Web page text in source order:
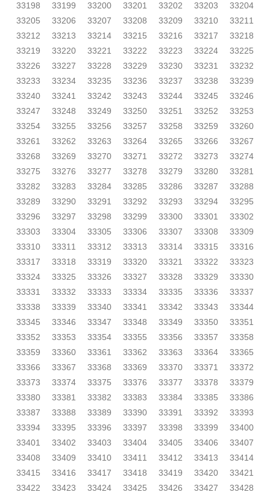
33198
33199 33200 33201 33202 33203
33204
33205
33206 33207 33208 33209 33210
33211
33212
33213 33214 33215 33216 33217
33218
33219
33220 33221 33222 33223 33224
33225
33226
33227 33228 33229 33230 33231
33232
33233
33234 33235 33236 33237 33238
33239
33240
33241 33242 33243 33244 33245
33246
33247
33248 33249 33250 33251 33252
33253
33254
33255 33256 33257 33258 33259
33260
33261
33262 33263 33264 33265 33266
33267
33268
33269 33270 33271 33272 33273
33274
33275
33276 33277 33278 33279 33280
33281
33282
33283 33284 33285 33286 33287
33288
33289
33290 33291 33292 33293 33294
33295
33296
33297 33298 33299 33300 33301
33302
33303
33304 33305 33306 33307 33308
33309
33310
33311 33312 33313 33314 33315
33316
33317
33318 33319 33320 33321 33322
33323
33324
33325 33326 33327 33328 33329
33330
33331
33332 33333 33334 33335 33336
33337
33338
33339 33340 33341 33342 33343
33344
33345
33346 33347 33348 33349 33350
33351
33352
33353 33354 33355 33356 33357
33358
33359
33360 33361 33362 33363 33364
33365
33366
33367 33368 33369 33370 33371
33372
33373
33374 33375 33376 33377 33378
33379
33380
33381 33382 33383 33384 33385
33386
33387
33388 33389 33390 33391 33392
33393
33394
33395 33396 33397 33398 33399
33400
33401
33402 33403 33404 33405 33406
33407
33408
33409 33410 33411 33412 33413
33414
33415
33416 33417 33418 33419 33420
33421
33422
33423 33424 33425 33426 33427 33428